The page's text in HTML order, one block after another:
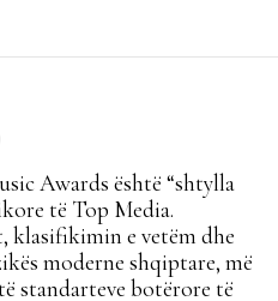
Awards është “shtylla
të Top Media.
klasifikimin e vetëm dhe
moderne shqiptare, më
standarteve botërore të